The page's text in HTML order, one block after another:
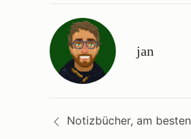
jan
Notizbücher, am